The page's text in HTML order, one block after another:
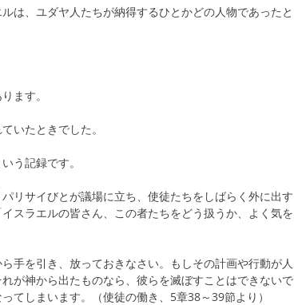
は、ユダヤ人たちが納得するひとかどの人物であったと
ます。
いたときでした。
う記録です。
リサイびとが議場に立ち、使徒たちをしばらく外に出す
スラエルの皆さん、この者たちをどう扱うか、よく気を
手を引き、放っておきなさい。もしその計画や行動が人
が神から出たものなら、彼らを滅ぼすことはできないで
てしまいます。（使徒の働き、5章38～39節より）